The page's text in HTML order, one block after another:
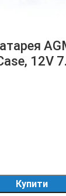
12V
Купити